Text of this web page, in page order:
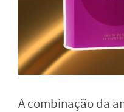
A combinação da